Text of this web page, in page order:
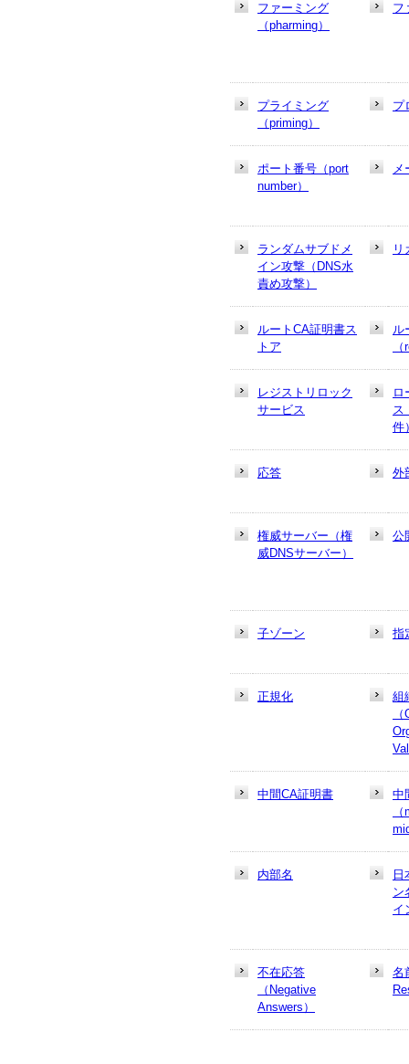
ファーミング
（pharming）
フ
プライミング
（priming）
プ
ポート番号（port
number）
メ
ランダムサブドメ
イン攻撃（DNS水
責め攻撃）
リ
ルートCA証明書ス
トア
ル
レジストリロック
サービス
ロ
ス
件
応答 外
権威サーバー（権
威DNSサーバー）
公
子ゾーン 指
正規化
組
中間CA証明書
中
内部名
ン
イ
不在応答
（Negative
Answers）
名